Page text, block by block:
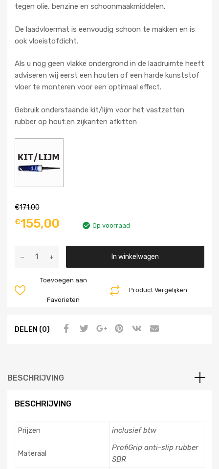
tegen olie, benzine en schoonmaakmiddelen.
De laadvloermat is eenvoudig schoon te makken en is
ook vloeistofdicht.
Als u nog geen vlakke ondergrond in de laadruimte heeft
adviseren wij eerst een houten of een harde kunststof
vloer te monteren voor een optimaal effect.
Gebruik onderstaande kit/lijm voor het vastzetten
rubber op hout:en zijkanten afkitten
€171,00
€155,00 Op voorraad
In winkelwagen
Product Vergelijken
Toevoegen aan
Favorieten
DELEN (0)
BESCHRIJVING
BESCHRIJVING
Prijzen inclusief btw
Materaal
ProfiGrip anti-slip rubber
SBR